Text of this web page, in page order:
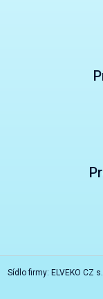
Sídlo firmy: ELVEKO CZ